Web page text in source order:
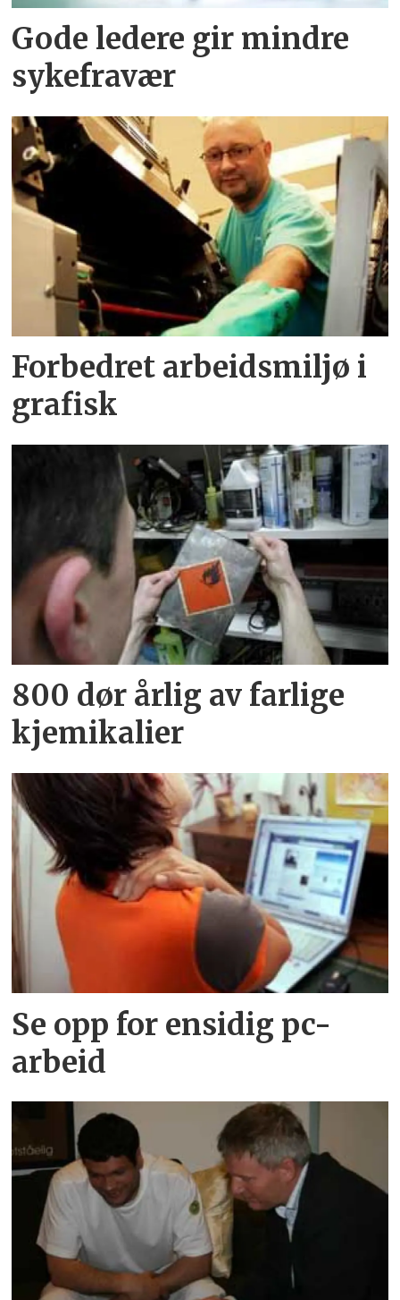
Gode ledere gir mindre
sykefravær
Forbedret arbeidsmiljø i
grafisk
800 dør årlig av farlige
kjemikalier
Se opp for ensidig pc-
arbeid